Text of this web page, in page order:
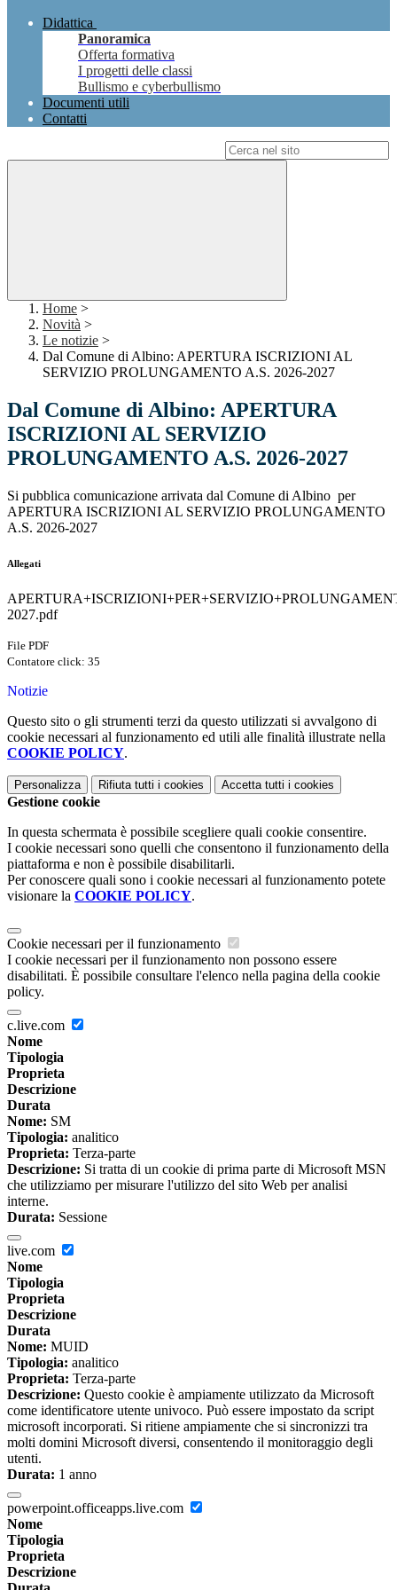
Didattica
Panoramica
Offerta formativa
I progetti delle classi
Bullismo e cyberbullismo
Documenti utili
Contatti
Home >
Novità >
Le notizie >
Dal Comune di Albino: APERTURA ISCRIZIONI AL
SERVIZIO PROLUNGAMENTO A.S. 2026-2027
Dal Comune di Albino: APERTURA
ISCRIZIONI AL SERVIZIO
PROLUNGAMENTO A.S. 2026-2027
Si pubblica comunicazione arrivata dal Comune di Albino per
APERTURA ISCRIZIONI AL SERVIZIO PROLUNGAMENTO
A.S. 2026-2027
Allegati
2027.pdf
File PDF
Contatore click: 35
Notizie
Questo sito o gli strumenti terzi da questo utilizzati si avvalgono di
cookie necessari al funzionamento ed utili alle finalità illustrate nella
COOKIE POLICY.
Personalizza Rifiuta tutti i cookies Accetta tutti i cookies
Gestione cookie
In questa schermata è possibile scegliere quali cookie consentire.
I cookie necessari sono quelli che consentono il funzionamento della
piattaforma e non è possibile disabilitarli.
Per conoscere quali sono i cookie necessari al funzionamento potete
visionare la COOKIE POLICY.
Cookie necessari per il funzionamento
I cookie necessari per il funzionamento non possono essere
disabilitati. È possibile consultare l'elenco nella pagina della cookie
policy.
c.live.com
Nome
Tipologia
Proprieta
Descrizione
Durata
Nome: SM
Tipologia: analitico
Proprieta: Terza-parte
Descrizione: Si tratta di un cookie di prima parte di Microsoft MSN
che utilizziamo per misurare l'utilizzo del sito Web per analisi
interne.
Durata: Sessione
live.com
Nome
Tipologia
Proprieta
Descrizione
Durata
Nome: MUID
Tipologia: analitico
Proprieta: Terza-parte
Descrizione: Questo cookie è ampiamente utilizzato da Microsoft
come identificatore utente univoco. Può essere impostato da script
microsoft incorporati. Si ritiene ampiamente che si sincronizzi tra
molti domini Microsoft diversi, consentendo il monitoraggio degli
utenti.
Durata: 1 anno
powerpoint.officeapps.live.com
Nome
Tipologia
Proprieta
Descrizione